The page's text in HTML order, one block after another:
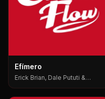
Efímero
Erick Brian, Dale Pututi &